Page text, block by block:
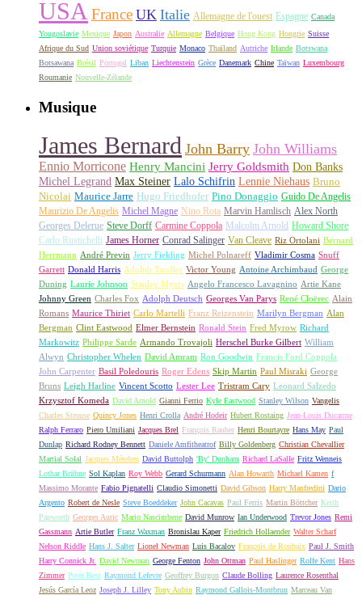
USA France UK Italie Allemagne de l'ouest Espagne Canada
Yougoslavie Mexique Japon Australie Allemagne Belgique Hong Kong Hongrie Suisse
Afrique du Sud Union soviétique Turquie Monaco Thaïland Autriche Irlande Botswana
Botsawana Brésil Portugal Liban Liechtenstein Grèce Danemark Chine Taïwan Luxembourg
Roumanie Nouvelle-Zélande
Musique
James Bernard John Barry John Williams
Ennio Morricone Henry Mancini Jerry Goldsmith Don Banks
Michel Legrand Max Steiner Lalo Schifrin Lennie Niehaus Bruno
Nicolai Maurice Jarre Hugo Friedhofer Pino Donaggio Guido De Angelis
Maurizio De Angelis Michel Magne Nino Rota Marvin Hamlisch Alex North
Georges Delerue Steve Dorff Carmine Coppola Malcolm Arnold Howard Shore
Carlo Rustichelli James Horner Conrad Salinger Van Cleave Riz Ortolani Bernard
Herrmann André Previn Jerry Fielding Michel Polnareff Vladimir Cosma Snuff
Garrett Donald Harris Adolph Tandler Victor Young Antoine Archimbaud George
Duning Laurie Johnson Stanley Myers Angelo Francesco Lavagnino Artie Kane
Johnny Green Charles Fox Adolph Deutsch Georges Van Parys René Cloërec Alain
Romans Maurice Thiriet Carlo Martelli Franz Reizenstein Marilyn Bergman Alan
Bergman Clint Eastwood Elmer Bernstein Ronald Stein Fred Myrow Richard
Markowitz Philippe Sarde Armando Trovajoli Herschel Burke Gilbert William
Alwyn Christopher Whelen David Amram Ron Goodwin Francis Ford Coppola
John Carpenter Basil Poledouris Roger Edens Skip Martin Paul Misraki George
Bruns Leigh Harline Vincent Scotto Lester Lee Tristram Cary Leonard Salzedo
Krzysztof Komeda David Arnold Gianni Ferrio Kyle Eastwood Stanley Wilson Vangelis
Charles Strouse Quincy Jones Henri Crolla André Hodeir Hubert Rostaing Jean-Louis Ducarme
Ralph Ferraro Piero Umiliani Jacques Brel François Rauber Henri Bourtayre Hans May Paul
Dunlap Richard Rodney Bennett Daniele Amfitheatrof Billy Goldenberg Christian Chevallier
Martial Solal Jacques Métehen David Buttolph 'By' Dunham Richard LaSalle Fritz Wenneis
Lothar Brühne Sol Kaplan Roy Webb Gerard Schurmann Alan Howarth Michael Kamen f
Massimo Morante Fabio Pignatelli Claudio Simonetti David Gibson Harry Manfredini Dario
Argento Robert de Nesle Steve Boeddeker John Cacavas Paul Ferris Martin Böttcher Keith
Papworth Georges Auric Mario Nascimbene David Munrow Ian Underwood Trevor Jones Remi
Gassmann Artie Butler Franz Waxman Bronislau Kaper Friedrich Hollaender Walter Scharf
Nelson Riddle Hans J. Salter Lionel Newman Luis Bacalov François de Roubaix Paul J. Smith
Harry Connick Jr. David Newman George Fenton John Ottman Paul Haslinger Rolfe Kent Hans
Zimmer Peter Best Raymond Lefevre Geoffrey Burgon Claude Bolling Laurence Rosenthal
Jesús García Leoz Joseph J. Lilley Tony Aubin Raymond Gallois-Montbrun Marceau Van